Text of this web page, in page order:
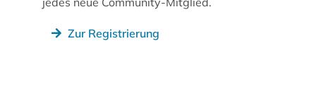
Zur Registrierung